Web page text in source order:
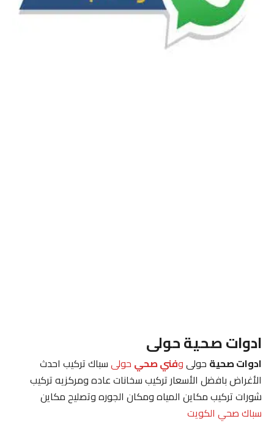
ادوات صحية حولى
ادوات صحيةحولىوفني صحيحولىسباك تركيب احدث
الأغراض بافضل الأسعار تركيب سخانات عاده ومركزيه تركيب
شورات تركيب مكاين المياه ومكان الجوره وتصليح مكاين
سباك صحي الكويت